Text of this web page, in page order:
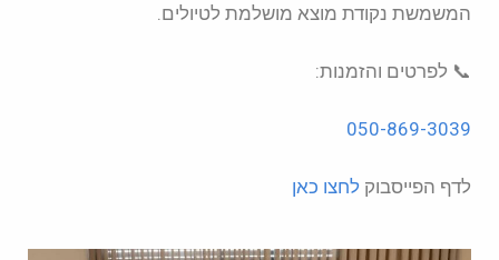
המשמשת נקודת מוצא מושלמת לטיולים.
📞 לפרטים והזמנות:
050-869-3039
לדף הפייסבוק לחצו כאן